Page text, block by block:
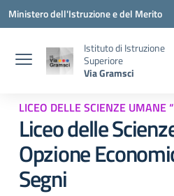
Vai ai contenuti
Vai al menu di navigazione
Vai al footer
Ministero dell'Istruzione e del Merito
Istituto di Istruzione
Superiore
Via Gramsci
LICEO DELLE SCIENZE UMANE
Liceo delle
Opzione
Segni